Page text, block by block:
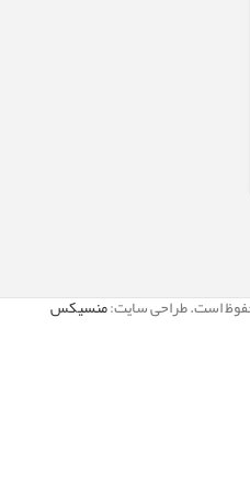
است. طراحی سایت:منسیکس